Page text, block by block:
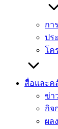
กา
ปร
โค
สื่อและค
ข่า
กิจ
ผล